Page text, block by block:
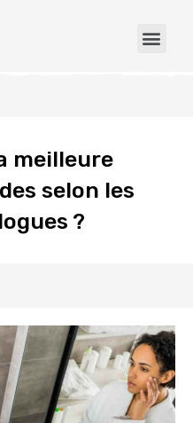
meilleure
selon les
?